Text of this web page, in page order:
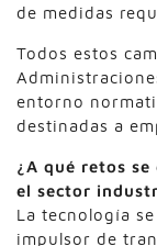
de medidas
Todos estos
entorno
destinadas a
¿A qué retos
el sector
La tecnología
impulsor de